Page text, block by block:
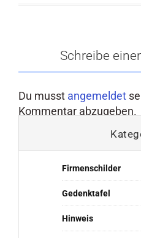
Schreibe
Du musst angemeldet
Kommentar abzugeben.
Firmenschilder
Gedenktafel
Hinweis